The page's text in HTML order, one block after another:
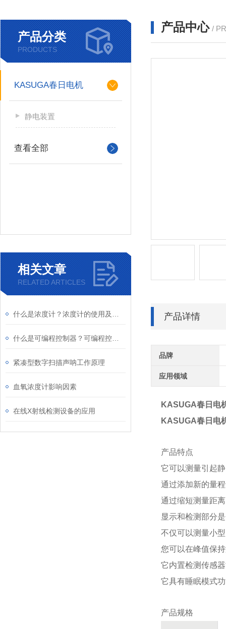
产品分类
PRODUCTS
KASUGA春日电机
静电装置
查看全部
相关文章
RELATED ARTICLES
紧凑型数字扫描声呐工作原理
血氧浓度计影响因素
在线X射线检测设备的应用
产品中心 /
产品详情
品牌
应用领域
KASUGA春日电
KASUGA春日电
产品特点
它可以测量引起
通过添加新的量
通过缩短测量距
显示和检测部分
不仅可以测量小
您可以在峰值保
它内置检测传感
它具有睡眠模式
产品规格